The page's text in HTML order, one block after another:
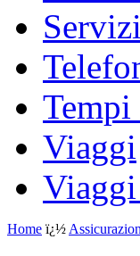
Tempi
Viaggi
Home ï¿½